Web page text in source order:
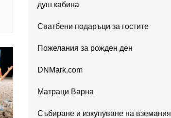
душ кабина
Сватбени подаръци за гостите
Пожелания за рожден ден
DNMark.com
Матраци Варна
Събиране и изкупуване на вземания